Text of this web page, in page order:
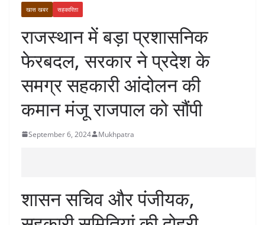
खास खबर सहकारिता
राजस्थान में बड़ा प्रशासनिक
फेरबदल, सरकार ने प्रदेश के
समग्र सहकारी आंदोलन की
कमान मंजू राजपाल को सौंपी
September 6, 2024 Mukhpatra
शासन सचिव और पंजीयक,